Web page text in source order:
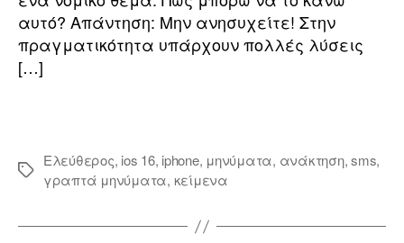
αυτό? Απάντηση: Μην ανησυχείτε! Στην
πραγματικότητα υπάρχουν πολλές λύσεις
[…]
Ελεύθερος, ios 16, iphone, μηνύματα, ανάκτηση,sms,
γραπτά μηνύματα, κείμενα